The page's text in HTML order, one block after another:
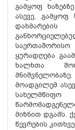
გამყოფ
ასევე, გამყოფ
საერთაშორისო
ყურადღება
ხალხთა
მოადგილემ
მიზნით დგამს.
წევრების